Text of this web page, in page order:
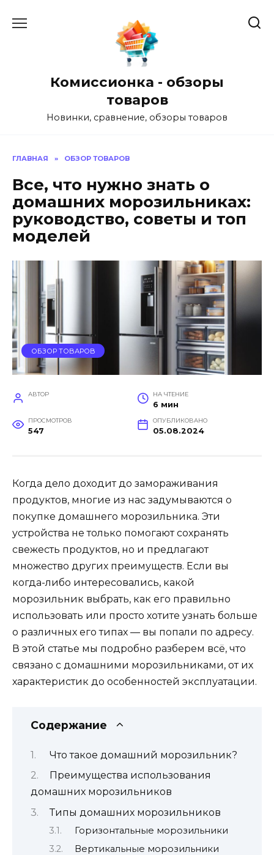
Комиссионка - обзоры
товаров
Новинки, сравнение, обзоры товаров
ГЛАВНАЯ » ОБЗОР ТОВАРОВ
Все, что нужно знать о
домашних морозильниках:
руководство, советы и топ
моделей
ОБЗОР ТОВАРОВ
АВТОР НА ЧТЕНИЕ
6 мин
ПРОСМОТРОВ
547
ОПУБЛИКОВАНО
05.08.2024
Когда дело доходит до замораживания
продуктов, многие из нас задумываются о
покупке домашнего морозильника. Эти
устройства не только помогают сохранять
свежесть продуктов, но и предлагают
множество других преимуществ. Если вы
когда-либо интересовались, какой
морозильник выбрать, как его правильно
использовать или просто хотите узнать больше
о различных его типах — вы попали по адресу.
В этой статье мы подробно разберем всё, что
связано с домашними морозильниками, от их
характеристик до особенностей эксплуатации.
Содержание
Что такое домашний морозильник?
Преимущества использования
домашних морозильников
Типы домашних морозильников
Горизонтальные морозильники
Вертикальные морозильники